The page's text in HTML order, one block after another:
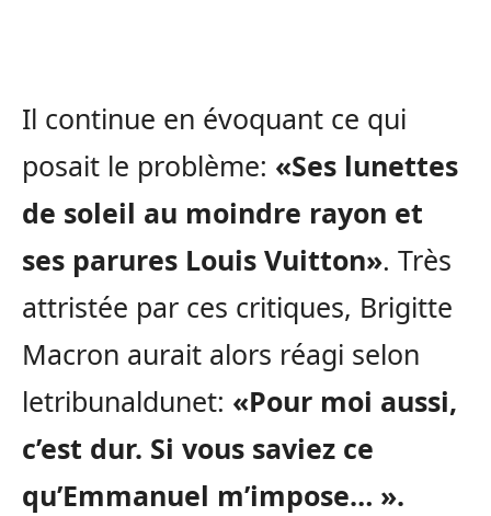
Il continue en évoquant ce qui
posait le problème: «Ses lunettes
de soleil au moindre rayon et
ses parures Louis Vuitton». Très
attristée par ces critiques, Brigitte
Macron aurait alors réagi selon
letribunaldunet: «Pour moi aussi,
c’est dur. Si vous saviez ce
qu’Emmanuel m’impose… ».